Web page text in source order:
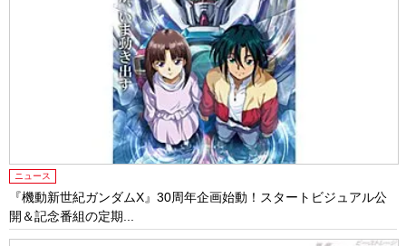
ニュース
『機動新世紀ガンダムX』30周年企画始動！スタートビジュアル公
開＆記念番組の定期...